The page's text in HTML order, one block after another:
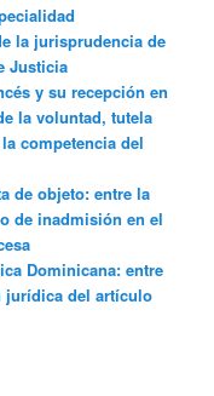
la jurisprudencia de
Justicia
y su recepción en
la voluntad, tutela
competencia del
de objeto: entre la
de inadmisión en el
Dominicana: entre
jurídica del artículo